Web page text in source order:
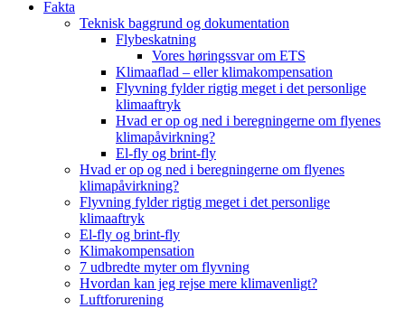
Fakta
Teknisk baggrund og dokumentation
Flybeskatning
Vores høringssvar om ETS
Klimaaflad – eller klimakompensation
Flyvning fylder rigtig meget i det personlige
klimaaftryk
Hvad er op og ned i beregningerne om flyenes
klimapåvirkning?
El-fly og brint-fly
Hvad er op og ned i beregningerne om flyenes
klimapåvirkning?
Flyvning fylder rigtig meget i det personlige
klimaaftryk
El-fly og brint-fly
Klimakompensation
7 udbredte myter om flyvning
Hvordan kan jeg rejse mere klimavenligt?
Luftforurening